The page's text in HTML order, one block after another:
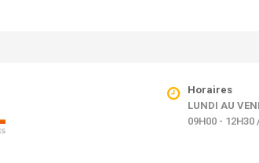
Horaires
LUNDI AU
09H00 - 12H30